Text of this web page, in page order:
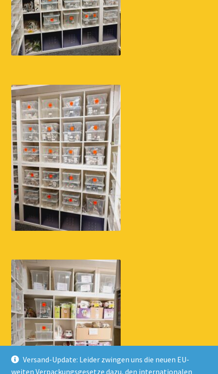
Versand-Update: Leider zwingen uns die neuen EU-
weiten Verpackungsgesetze dazu, den internationalen